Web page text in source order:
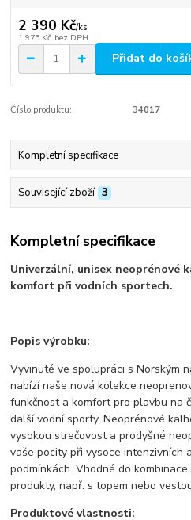
2 390 Kč/ks
1 975 Kč bez DPH
Přidat do
Číslo produktu: 34017
Kompletní specifikace
Související zboží 3
Kompletní specifikace
Univerzální, unisex neoprénové
komfort při vodních sportech.
Popis výrobku:
Vyvinuté ve spolupráci s Norským
nabízí naše nová kolekce
funkčnost a komfort pro plavbu na
další vodní sporty. Neoprénové
vysokou strečovost a prodyšné
vaše pocity při vysoce intenzivních
podmínkách. Vhodné do
produkty, např. s topem nebo
Produktové vlastnosti: